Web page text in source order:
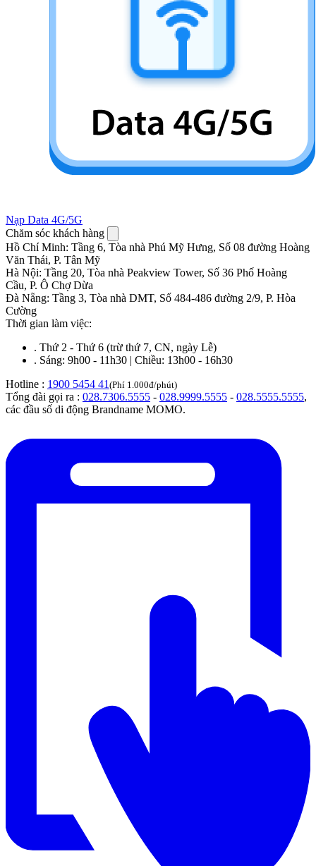
Nạp Data 4G/5G
Chăm sóc khách hàng
Hồ Chí Minh: Tầng 6, Tòa nhà Phú Mỹ Hưng, Số 08 đường Hoàng
Văn Thái, P. Tân Mỹ
Hà Nội: Tầng 20, Tòa nhà Peakview Tower, Số 36 Phố Hoàng
Cầu, P. Ô Chợ Dừa
Đà Nẵng: Tầng 3, Tòa nhà DMT, Số 484-486 đường 2/9, P. Hòa
Cường
Thời gian làm việc:
. Thứ 2 - Thứ 6 (trừ thứ 7, CN, ngày Lễ)
. Sáng: 9h00 - 11h30 | Chiều: 13h00 - 16h30
Hotline : 1900 5454 41 (Phí 1.000đ/phút)
Tổng đài gọi ra : 028.7306.5555 - 028.9999.5555 - 028.5555.5555,
các đầu số di động Brandname MOMO.